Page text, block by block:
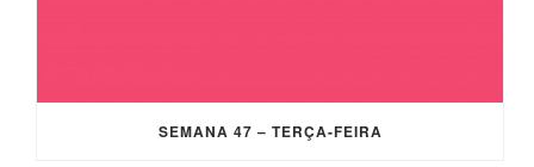
SEMANA 47 – TERÇA-FEIRA